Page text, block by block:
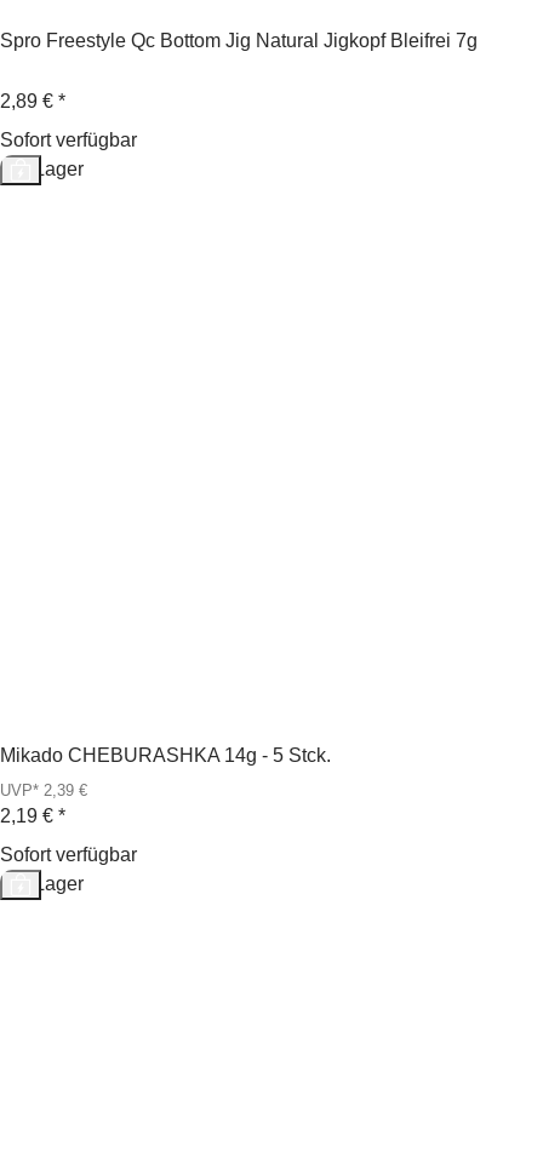
Spro Freestyle Qc Bottom Jig Natural Jigkopf Bleifrei 7g
2,89 € *
Sofort verfügbar
Auf Lager
Mikado CHEBURASHKA 14g - 5 Stck.
UVP* 2,39 €
2,19 € *
Sofort verfügbar
Auf Lager